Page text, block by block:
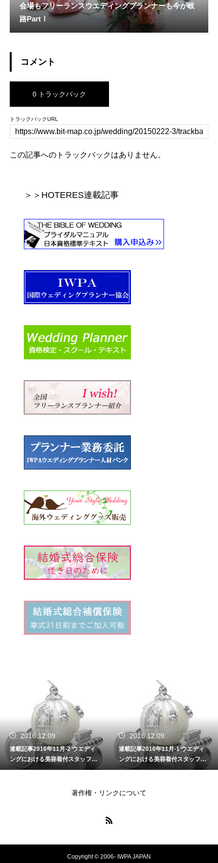
会場もフリーランスウエディングプランナーも今が岐
路PartⅠ
コメント
0 トラックバック
トラックバックURL
この記事へのトラックバックはありません。
＞＞HOTERES連載記事
2016.12.09
連載記事2016年11月-1 ウエディ
ングにおける美容着付スタッフの
重要性
2016.11.09
連載記事2016年10-2 サービス
業（接客業）のプロ意識と接客
術
著作権・リンクについて
Copyright © 2006- IWPA JAPAN